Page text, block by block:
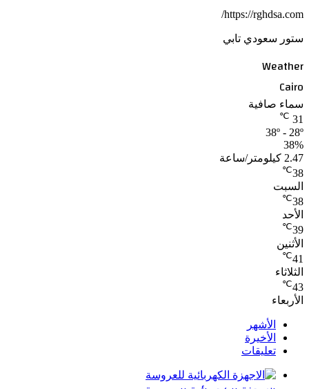
https://rghdsa.com/
ستور سعودي تابي
Weather
Cairo
سماء صافية
31
℃
38º - 28º
38%
2.47 كيلومتر/ساعة
38
℃
السبت
38
℃
الأحد
39
℃
الأثنين
41
℃
الثلاثاء
43
℃
الأربعاء
الأشهر
الأخيرة
تعليقات